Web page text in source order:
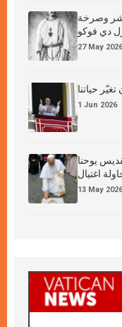
عشر وصرخة
دي فوكو
27 May 2026
حياتنا
1 Jun 2026
يوحنا
اغتيال
13 May 2026